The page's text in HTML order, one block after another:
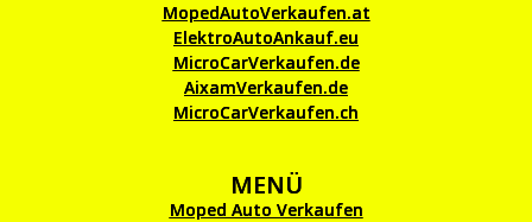
MopedAutoVerkaufen.at
ElektroAutoAnkauf.eu
MicroCarVerkaufen.de
AixamVerkaufen.de
MicroCarVerkaufen.ch
MENÜ
Moped Auto Verkaufen